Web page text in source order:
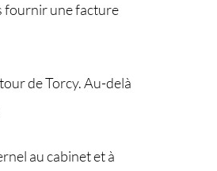
fournir une facture
de Torcy. Au-delà
au cabinet et à